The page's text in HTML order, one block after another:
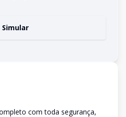
Simular
com toda segurança,